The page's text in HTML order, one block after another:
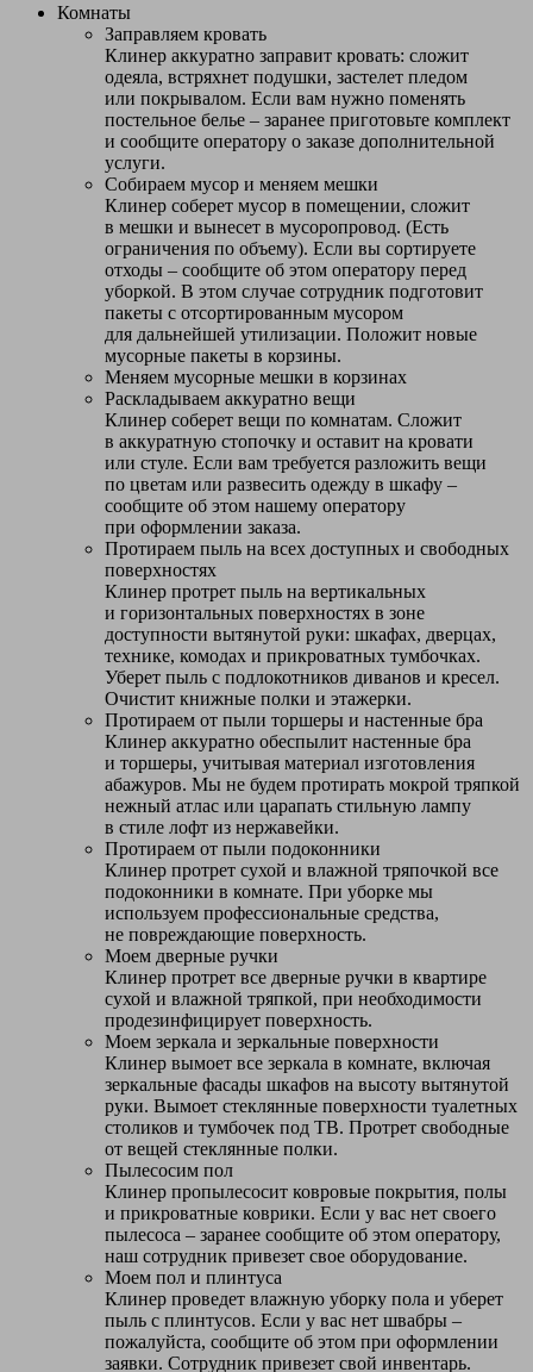
Комнаты
Заправляем кровать
Клинер аккуратно заправит кровать: сложит
одеяла, встряхнет подушки, застелет пледом
или покрывалом. Если вам нужно поменять
постельное белье – заранее приготовьте комплект
и сообщите оператору о заказе дополнительной
услуги.
Собираем мусор и меняем мешки
Клинер соберет мусор в помещении, сложит
в мешки и вынесет в мусоропровод. (Есть
ограничения по объему). Если вы сортируете
отходы – сообщите об этом оператору перед
уборкой. В этом случае сотрудник подготовит
пакеты с отсортированным мусором
для дальнейшей утилизации. Положит новые
мусорные пакеты в корзины.
Меняем мусорные мешки в корзинах
Раскладываем аккуратно вещи
Клинер соберет вещи по комнатам. Сложит
в аккуратную стопочку и оставит на кровати
или стуле. Если вам требуется разложить вещи
по цветам или развесить одежду в шкафу –
сообщите об этом нашему оператору
при оформлении заказа.
Протираем пыль на всех доступных и свободных
поверхностях
Клинер протрет пыль на вертикальных
и горизонтальных поверхностях в зоне
доступности вытянутой руки: шкафах, дверцах,
технике, комодах и прикроватных тумбочках.
Уберет пыль с подлокотников диванов и кресел.
Очистит книжные полки и этажерки.
Протираем от пыли торшеры и настенные бра
Клинер аккуратно обеспылит настенные бра
и торшеры, учитывая материал изготовления
абажуров. Мы не будем протирать мокрой тряпкой
нежный атлас или царапать стильную лампу
в стиле лофт из нержавейки.
Протираем от пыли подоконники
Клинер протрет сухой и влажной тряпочкой все
подоконники в комнате. При уборке мы
используем профессиональные средства,
не повреждающие поверхность.
Моем дверные ручки
Клинер протрет все дверные ручки в квартире
сухой и влажной тряпкой, при необходимости
продезинфицирует поверхность.
Моем зеркала и зеркальные поверхности
Клинер вымоет все зеркала в комнате, включая
зеркальные фасады шкафов на высоту вытянутой
руки. Вымоет стеклянные поверхности туалетных
столиков и тумбочек под ТВ. Протрет свободные
от вещей стеклянные полки.
Пылесосим пол
Клинер пропылесосит ковровые покрытия, полы
и прикроватные коврики. Если у вас нет своего
пылесоса – заранее сообщите об этом оператору,
наш сотрудник привезет свое оборудование.
Моем пол и плинтуса
Клинер проведет влажную уборку пола и уберет
пыль с плинтусов. Если у вас нет швабры –
пожалуйста, сообщите об этом при оформлении
заявки. Сотрудник привезет свой инвентарь.